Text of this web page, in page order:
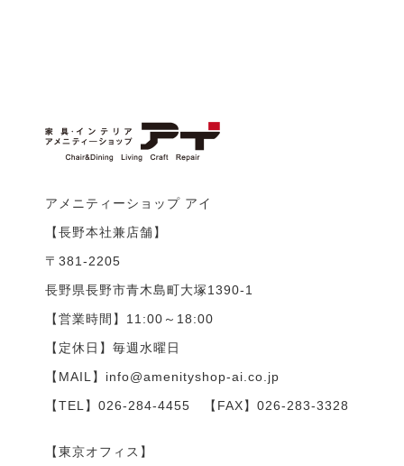
アメニティーショップ アイ
【長野本社兼店舗】
〒381-2205
長野県長野市青木島町大塚1390-1
【営業時間】11:00～18:00
【定休日】毎週水曜日
【MAIL】info@amenityshop-ai.co.jp
【TEL】 026-284-4455 【FAX】026-283-3328
【東京オフィス】